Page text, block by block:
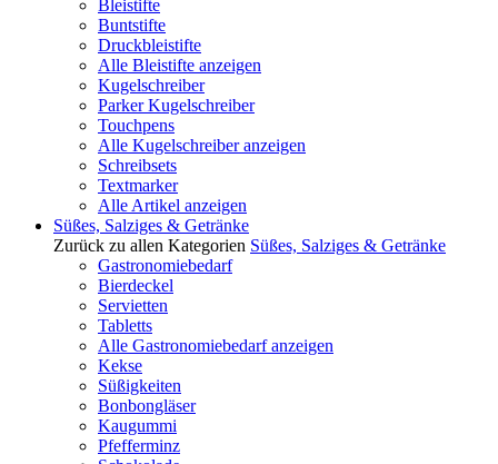
Bleistifte
Buntstifte
Druckbleistifte
Alle Bleistifte anzeigen
Kugelschreiber
Parker Kugelschreiber
Touchpens
Alle Kugelschreiber anzeigen
Schreibsets
Textmarker
Alle Artikel anzeigen
Süßes, Salziges & Getränke
Zurück zu allen Kategorien Süßes, Salziges & Getränke
Gastronomiebedarf
Bierdeckel
Servietten
Tabletts
Alle Gastronomiebedarf anzeigen
Kekse
Süßigkeiten
Bonbongläser
Kaugummi
Pfefferminz